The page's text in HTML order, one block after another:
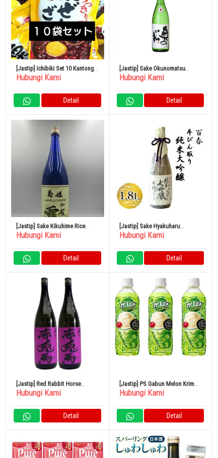
[Jastip] Ichibiki Set 10 Kantong
Kastanye
Hubungi Kami
Detail
[Jastip] Sake Okunomatsu
Spesial Junmai 1,8L x 6 botol
Hubungi Kami
Detail
[Jastip] Sake Kikuhime Rice
Shochu Kaga Dew 1800ml
Hubungi Kami
Detail
[Jastip] Sake Hyakuharu
Tobintori Junmai Daiginjo 1.8L
Hubungi Kami
Detail
[Jastip] Red Rabbit Horse
(Ungu) Sweet Potato 1800ml
Hubungi Kami
Detail
[Jastip] PS Gabun Melon Krim
Soda 500ml 24 Buah
Hubungi Kami
Detail